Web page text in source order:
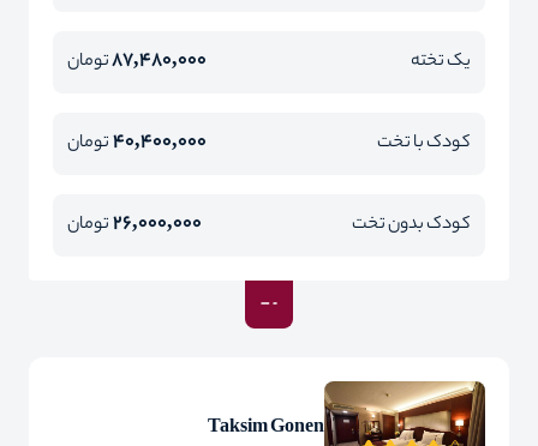
یک تخته 87,480,000تومان
کودک با تخت 40,400,000تومان
کودک بدون تخت 26,000,000تومان
Taksim Gonen